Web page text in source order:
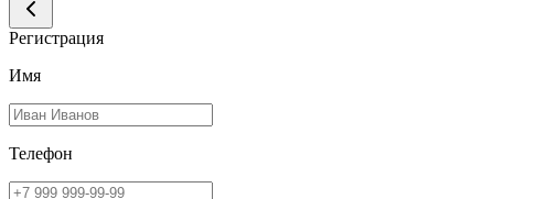
Регистрация
Имя
Телефон